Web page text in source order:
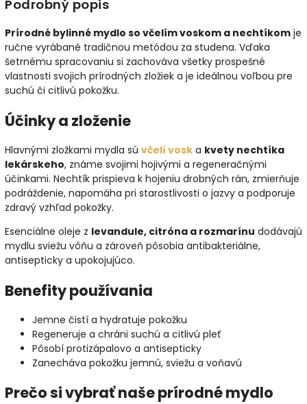
Podrobný popis
Prírodné bylinné mydlo so včelím voskom a nechtíkom je
ručne vyrábané tradičnou metódou za studena. Vďaka
šetrnému spracovaniu si zachováva všetky prospešné
vlastnosti svojich prírodných zložiek a je ideálnou voľbou pre
suchú či citlivú pokožku.
Účinky a zloženie
Hlavnými zložkami mydla sú včelí vosk a kvety nechtíka
lekárskeho, známe svojimi hojivými a regeneračnými
účinkami. Nechtík prispieva k hojeniu drobných rán, zmierňuje
podráždenie, napomáha pri starostlivosti o jazvy a podporuje
zdravý vzhľad pokožky.
Esenciálne oleje z levandule, citróna a rozmarínu dodávajú
mydlu sviežu vôňu a zároveň pôsobia antibakteriálne,
antisepticky a upokojujúco.
Benefity používania
Jemne čistí a hydratuje pokožku
Regeneruje a chráni suchú a citlivú pleť
Pôsobí protizápalovo a antisepticky
Zanecháva pokožku jemnú, sviežu a voňavú
Prečo si vybrať naše prírodné mydlo